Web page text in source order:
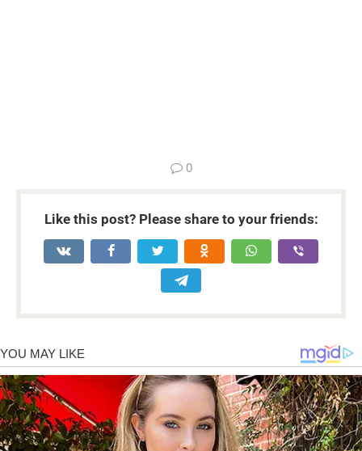
0
Like this post? Please share to your friends: